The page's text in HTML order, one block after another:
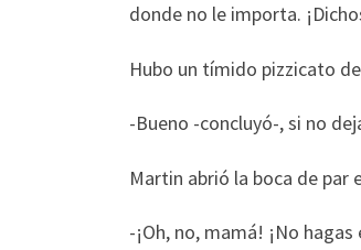
donde no le importa.
Hubo un tímido pizzicato
-Bueno -concluyó-, si no
Martin abrió la boca de par
-¡Oh, no, mamá! ¡No